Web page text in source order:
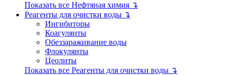
Показать все Нефтяная химия ↴
Реагенты для очистки воды ↴
Ингибиторы
Коагулянты
Обеззараживание воды
Флокулянты
Цеолиты
Показать все Реагенты для очистки воды ↴